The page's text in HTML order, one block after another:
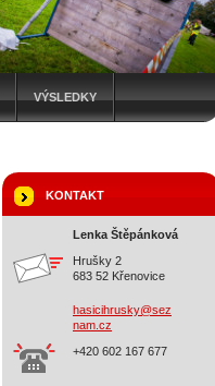
VÝSLEDKY
KONTAKT
Lenka Štěpánková
Hrušky 2
683 52 Křenovice
hasicihrusky@sez
nam.cz
+420 602 167 677